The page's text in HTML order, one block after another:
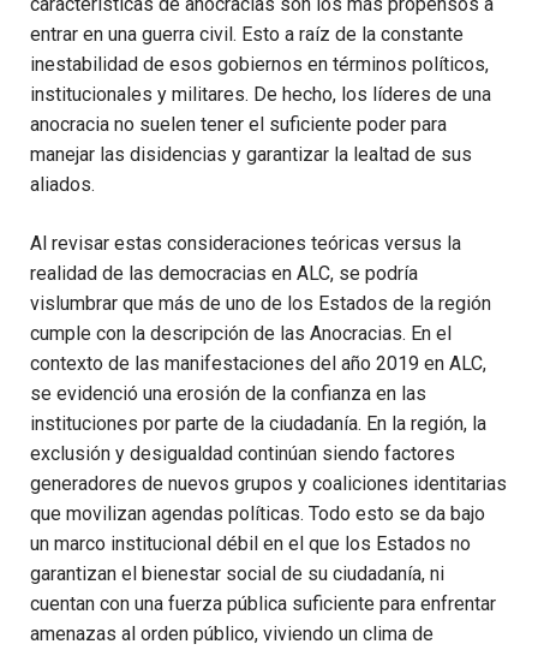
entrar en una guerra civil. Esto a raíz de la constante
inestabilidad de esos gobiernos en términos políticos,
institucionales y militares. De hecho, los líderes de una
anocracia no suelen tener el suficiente poder para
manejar las disidencias y garantizar la lealtad de sus
aliados.
Al revisar estas consideraciones teóricas versus la
realidad de las democracias en ALC, se podría
vislumbrar que más de uno de los Estados de la región
cumple con la descripción de las Anocracias. En el
contexto de las manifestaciones del año 2019 en ALC,
se evidenció una erosión de la confianza en las
instituciones por parte de la ciudadanía. En la región, la
exclusión y desigualdad continúan siendo factores
generadores de nuevos grupos y coaliciones identitarias
que movilizan agendas políticas. Todo esto se da bajo
un marco institucional débil en el que los Estados no
garantizan el bienestar social de su ciudadanía, ni
cuentan con una fuerza pública suficiente para enfrentar
amenazas al orden público, viviendo un clima de